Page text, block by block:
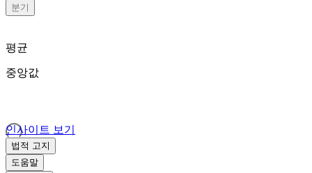
분기
평균
중앙값
인사이트 보기
법적 고지
도움말